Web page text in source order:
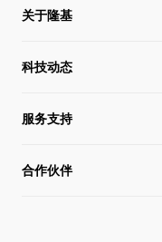
关于隆基
关于隆基
全球化布局
管理层信息
科技动态
硅片价格
行业动态
服务支持
下载中心
合作伙伴